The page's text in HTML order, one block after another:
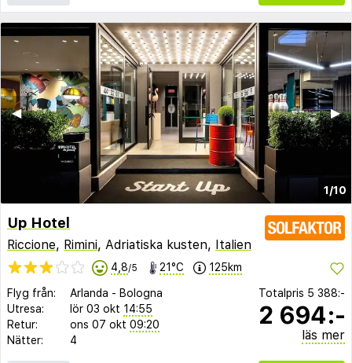
1/10
▶︎
◀︎
Up Hotel
Riccione, Rimini, Adriatiska kusten, Italien
4,8/5 21°C 125km
Flyg från: Arlanda - Bologna
Utresa:
lör 03 okt 14:55
Retur:
ons 07 okt 09:20
Nätter:
4
Totalpris 5 388:-
2 694:-
läs mer